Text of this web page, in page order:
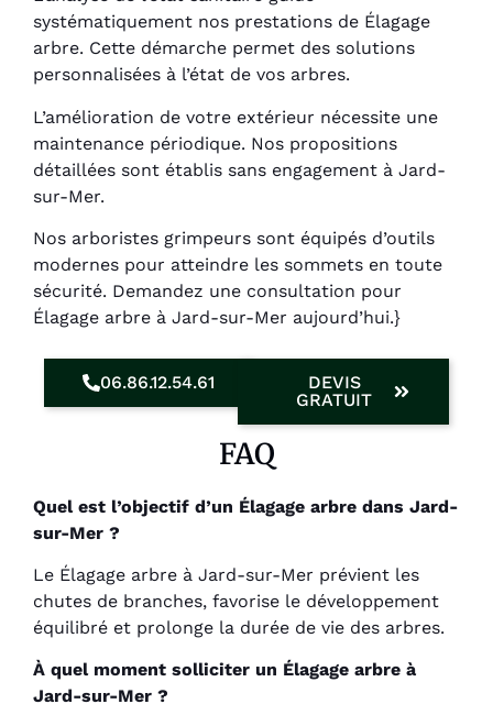
systématiquement nos prestations de Élagage
arbre. Cette démarche permet des solutions
personnalisées à l’état de vos arbres.
L’amélioration de votre extérieur nécessite une
maintenance périodique. Nos propositions
détaillées sont établis sans engagement à Jard-
sur-Mer.
Nos arboristes grimpeurs sont équipés d’outils
modernes pour atteindre les sommets en toute
sécurité. Demandez une consultation pour
Élagage arbre à Jard-sur-Mer aujourd’hui.}
06.86.12.54.61
DEVIS
GRATUIT
FAQ
Quel est l’objectif d’un Élagage arbre dans Jard-
sur-Mer ?
Le Élagage arbre à Jard-sur-Mer prévient les
chutes de branches, favorise le développement
équilibré et prolonge la durée de vie des arbres.
À quel moment solliciter un Élagage arbre à
Jard-sur-Mer ?